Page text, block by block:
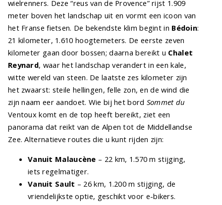
wielrenners. Deze “reus van de Provence” rijst 1.909
meter boven het landschap uit en vormt een icoon van
het Franse fietsen. De bekendste klim begint in Bédoin:
21 kilometer, 1.610 hoogtemeters. De eerste zeven
kilometer gaan door bossen; daarna bereikt u Chalet
Reynard, waar het landschap verandert in een kale,
witte wereld van steen. De laatste zes kilometer zijn
het zwaarst: steile hellingen, felle zon, en de wind die
zijn naam eer aandoet. Wie bij het bord Sommet du
Ventoux komt en de top heeft bereikt, ziet een
panorama dat reikt van de Alpen tot de Middellandse
Zee. Alternatieve routes die u kunt rijden zijn:
Vanuit Malaucène – 22 km, 1.570 m stijging,
iets regelmatiger.
Vanuit Sault – 26 km, 1.200 m stijging, de
vriendelijkste optie, geschikt voor e-bikers.